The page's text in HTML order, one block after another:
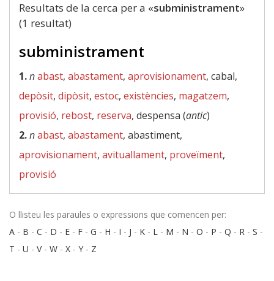
Resultats de la cerca per a «subministrament»
(1 resultat)
subministrament
1.nabast, abastament, aprovisionament, cabal,
depòsit, dipòsit, estoc, existències, magatzem,
provisió, rebost, reserva, despensa (antic)
2.nabast, abastament, abastiment,
aprovisionament, avituallament, proveïment,
provisió
O llisteu les paraules o expressions que comencen per:
A - B - C - D - E - F - G - H - I - J - K - L - M - N - O - P - Q - R - S -
T - U - V- W - X - Y - Z